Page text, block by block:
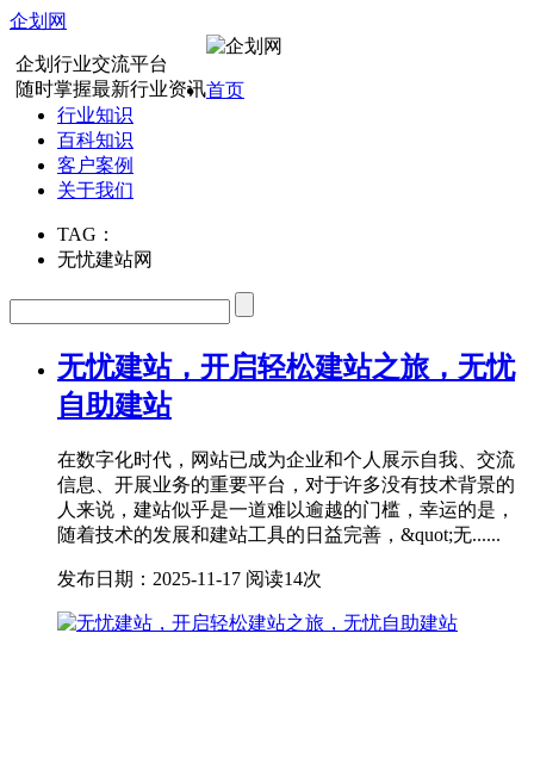
企划网
企划行业交流平台
随时掌握最新行业资讯首页
行业知识
百科知识
客户案例
关于我们
TAG：
无忧建站网
无忧建站，开启轻松建站之旅，无忧
自助建站
在数字化时代，网站已成为企业和个人展示自我、交流
信息、开展业务的重要平台，对于许多没有技术背景的
人来说，建站似乎是一道难以逾越的门槛，幸运的是，
随着技术的发展和建站工具的日益完善，&quot;无......
发布日期：2025-11-17 阅读14次